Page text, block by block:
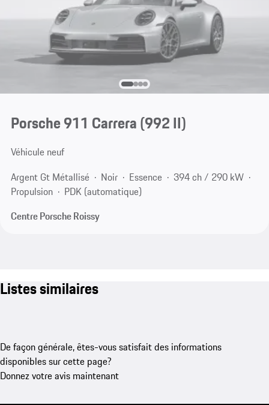
Porsche 911 Carrera(992 II)
Véhicule neuf
Argent Gt Métallisé
Noir Essence
394 ch / 290 kW
Propulsion
PDK (automatique)
Centre Porsche Roissy
Listes similaires
De façon générale, êtes-vous satisfait des informations
disponibles sur cette page?
Donnez votre avis maintenant